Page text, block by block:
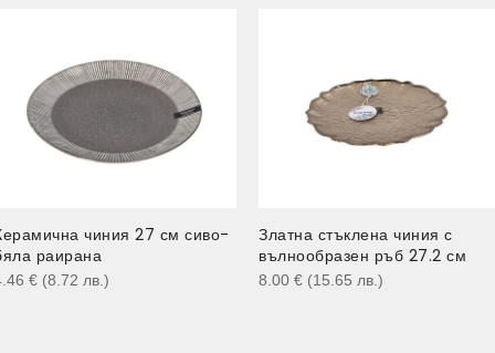
чиния 27 см сиво-
раирана
€ (8.72 лв.)
Златна стъклена чиния с
вълнообразен ръб 27.2 см
8.00 € (15.65 лв.)